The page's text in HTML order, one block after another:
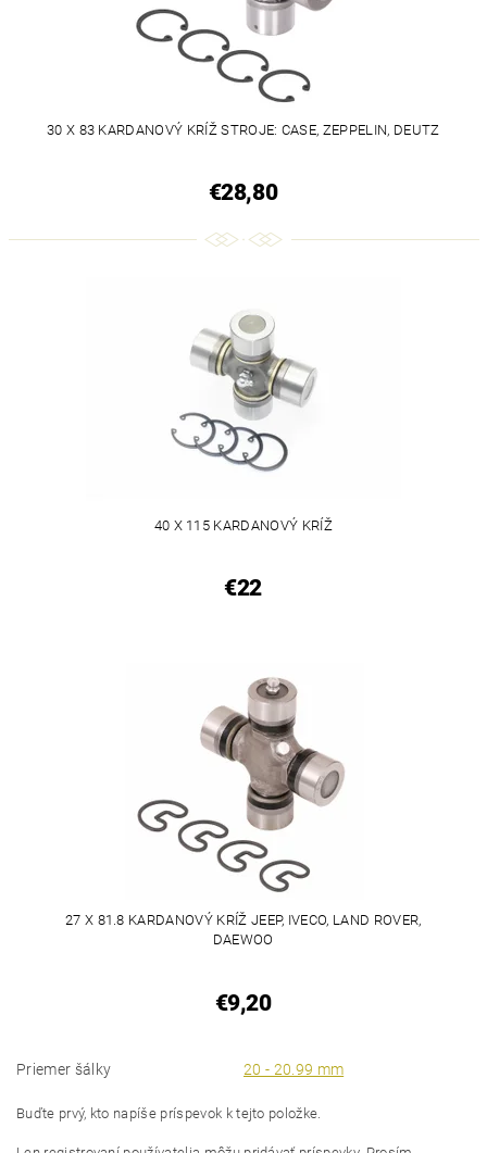
30 X 83 KARDANOVÝ KRÍŽ STROJE: CASE, ZEPPELIN, DEUTZ
€28,80
40 X 115 KARDANOVÝ KRÍŽ
€22
27 X 81.8 KARDANOVÝ KRÍŽ JEEP, IVECO, LAND ROVER,
DAEWOO
€9,20
Priemer šálky 20 - 20.99 mm
Buďte prvý, kto napíše príspevok k tejto položke.